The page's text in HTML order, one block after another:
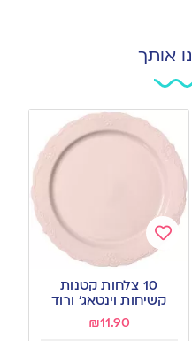
אותך
Add
to
wishlist
10 צלחות קטנות
קשיחות וינטאג׳ ורוד
₪11.90